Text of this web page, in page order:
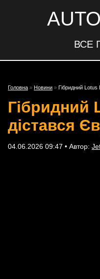
ВСЕ
Головна » Новини » Гібридний Lotus
Гібридний
дістався
04.06.2026 09:47 • Автор: